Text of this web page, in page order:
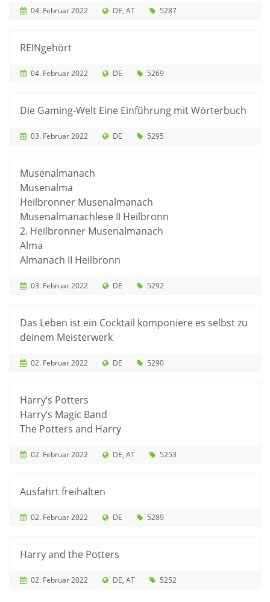
04. Februar 2022 DE AT 5287
REINgehört
04. Februar 2022 DE 5269
Die Gaming-Welt Eine Einführung mit Wörterbuch
03. Februar 2022 DE 5295
Musenalmanach
Musenalma
Heilbronner Musenalmanach
Musenalmanachlese II Heilbronn
2. Heilbronner Musenalmanach
Alma
Almanach II Heilbronn
03. Februar 2022 DE 5292
Das Leben ist ein Cocktail komponiere es selbst zu
deinem Meisterwerk
02. Februar 2022 DE 5290
Harry‘s Potters
Harry‘s Magic Band
The Potters and Harry
02. Februar 2022 DE AT 5253
Ausfahrt freihalten
02. Februar 2022 DE 5289
Harry and the Potters
02. Februar 2022 DE AT 5252